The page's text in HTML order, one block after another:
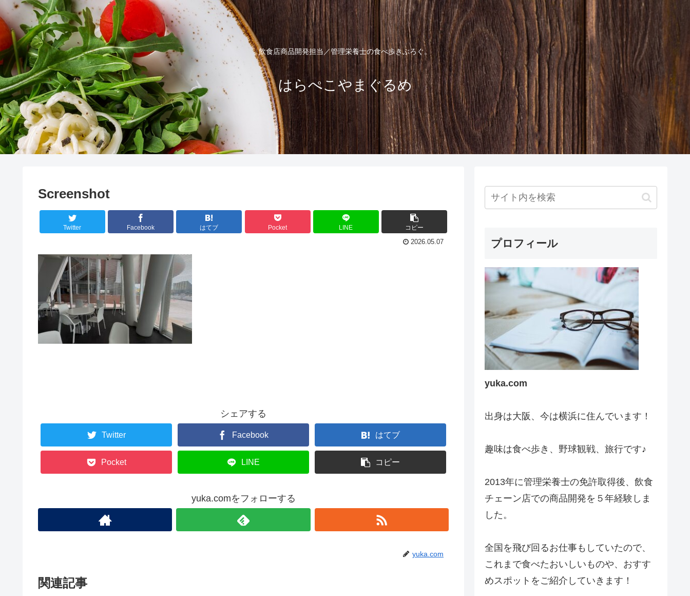
飲食店商品開発担当／管理栄養士の食べ歩きぶろぐ。
はらぺこやまぐるめ
Screenshot
Twitter Facebook はてブ Pocket LINE コピー
2026.05.07
シェアする
Twitter Facebook はてブ
Pocket LINE コピー
yuka.comをフォローする
yuka.com
関連記事
プロフィール
yuka.com
出身は大阪、今は横浜に住んでいます！
趣味は食べ歩き、野球観戦、旅行です♪
2013年に管理栄養士の免許取得後、飲食
チェーン店での商品開発を５年経験しま
した。
全国を飛び回るお仕事もしていたので、
これまで食べたおいしいものや、おすす
めスポットをご紹介していきます！